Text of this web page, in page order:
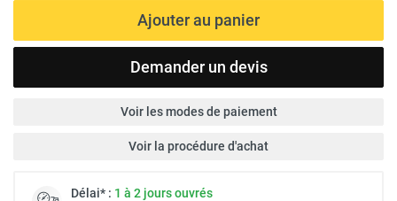
Ajouter au panier
Demander un devis
Voir les modes de paiement
Voir la procédure d'achat
Délai* : 1 à 2 jours ouvrés